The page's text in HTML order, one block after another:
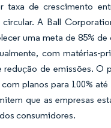
taxa de crescimento
A Ball
uma meta de 85%
com matérias-
de emissões. O
planos para 100% até
que as empresas
consumidores.